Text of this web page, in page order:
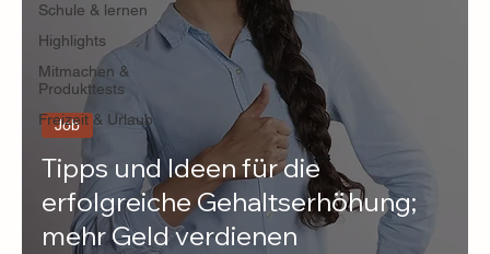
Schule & lernen
Highlights
Mitmachen &
Produkttests
Freizeit & Urlaub
Tipps und Ideen für die
erfolgreiche Gehaltserhöhung;
mehr Geld verdienen
Job